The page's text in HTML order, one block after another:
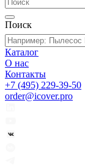
Поиск
Каталог
О нас
Контакты
+7 (495) 229-39-50
order@icover.pro